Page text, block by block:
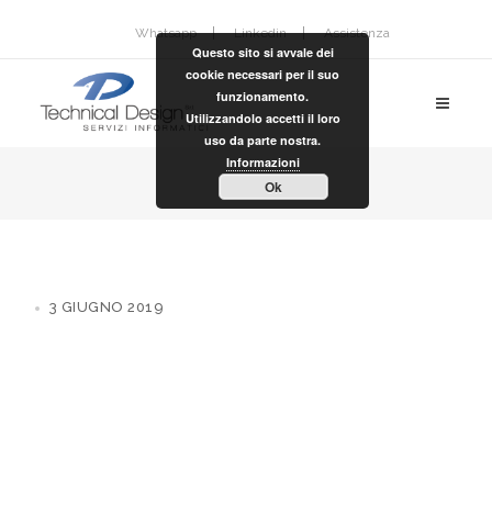
Whatsapp Linkedin Assistenza
3 GIUGNO 2019
Questo sito si avvale dei
cookie necessari per il suo
funzionamento.
Utilizzandolo accetti il loro
uso da parte nostra.
Informazioni
Ok